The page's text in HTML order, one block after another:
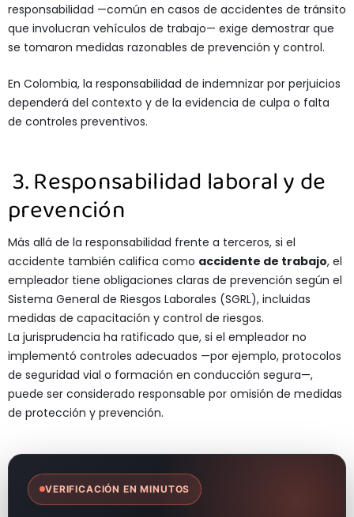
responsabilidad —común en casos de accidentes de tránsito
que involucran vehículos de trabajo— exige demostrar que
se tomaron medidas razonables de prevención y control.
En Colombia, la responsabilidad de indemnizar por perjuicios
dependerá del contexto y de la evidencia de culpa o falta
de controles preventivos.
3. Responsabilidad laboral y de
prevención
Más allá de la responsabilidad frente a terceros, si el
accidente también califica como accidente de trabajo, el
empleador tiene obligaciones claras de prevención según el
Sistema General de Riesgos Laborales (SGRL), incluidas
medidas de capacitación y control de riesgos.
La jurisprudencia ha ratificado que, si el empleador no
implementó controles adecuados —por ejemplo, protocolos
de seguridad vial o formación en conducción segura—,
puede ser considerado responsable por omisión de medidas
de protección y prevención.
VERIFICACIÓN EN MINUTOS